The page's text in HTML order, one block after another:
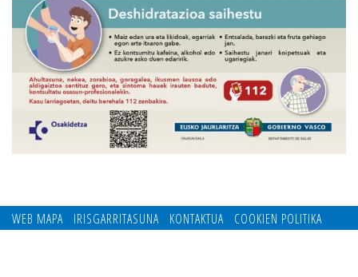
WEB MAPA IRISGARRITASUNA KONTAKTUA
COOKIEN POLITIKA